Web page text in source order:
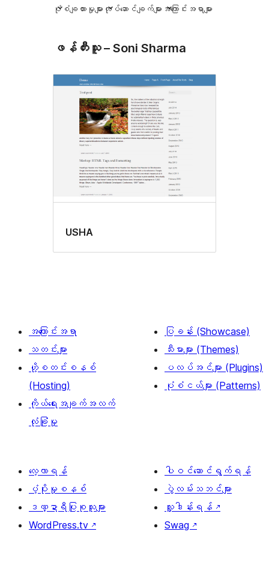
ပုံစံချထားမှုများ လုပ်ဆောင်ချက်များ အကြောင်းအရာများ
ဖန်တီးသူ – Soni Sharma
USHA
အကြောင်းအရာ
သတင်းများ
ဟို့စတင်းစနစ်
(Hosting)
ကိုယ်ရေးအချက်အလက်
လုံခြုံမှု
ပြခန်း (Showcase)
သီးမားများ (Themes)
ပလပ်အင်များ (Plugins)
ပုံစံငယ်များ (Patterns)
လေ့လာရန်
ပံ့ပိုးမှုစနစ်
ဒဏ္ဍာရီပြုစုသူများ
WordPress.tv ↗
ပါဝင်ဆောင်ရွက်ရန်
ပွဲလမ်းသဘင်များ
လှူဒါန်းရန် ↗
Swag ↗